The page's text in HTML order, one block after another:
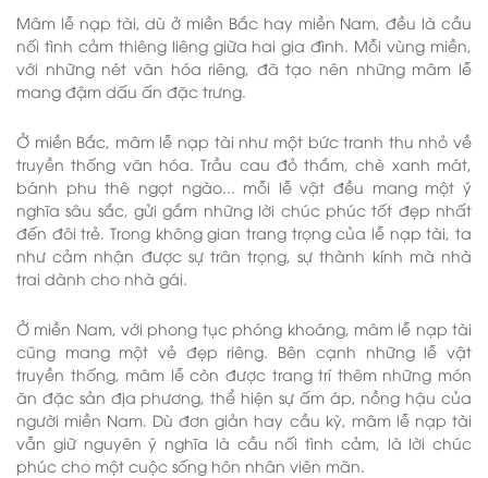
Mâm lễ nạp tài, dù ở miền Bắc hay miền Nam, đều là cầu
nối tình cảm thiêng liêng giữa hai gia đình. Mỗi vùng miền,
với những nét văn hóa riêng, đã tạo nên những mâm lễ
mang đậm dấu ấn đặc trưng.
Ở miền Bắc, mâm lễ nạp tài như một bức tranh thu nhỏ về
truyền thống văn hóa. Trầu cau đỏ thắm, chè xanh mát,
bánh phu thê ngọt ngào... mỗi lễ vật đều mang một ý
nghĩa sâu sắc, gửi gắm những lời chúc phúc tốt đẹp nhất
đến đôi trẻ. Trong không gian trang trọng của lễ nạp tài, ta
như cảm nhận được sự trân trọng, sự thành kính mà nhà
trai dành cho nhà gái.
Ở miền Nam, với phong tục phóng khoáng, mâm lễ nạp tài
cũng mang một vẻ đẹp riêng. Bên cạnh những lễ vật
truyền thống, mâm lễ còn được trang trí thêm những món
ăn đặc sản địa phương, thể hiện sự ấm áp, nồng hậu của
người miền Nam. Dù đơn giản hay cầu kỳ, mâm lễ nạp tài
vẫn giữ nguyên ý nghĩa là cầu nối tình cảm, là lời chúc
phúc cho một cuộc sống hôn nhân viên mãn.